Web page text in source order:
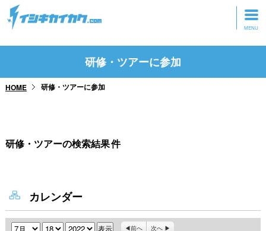
トップページ
研修・ツアーに参加
研修・ツアーに参加
HOME 研修・ツアーに参加
研修・ツアーの検索結果件
カレンダー
月 日 年 前へ 次へ